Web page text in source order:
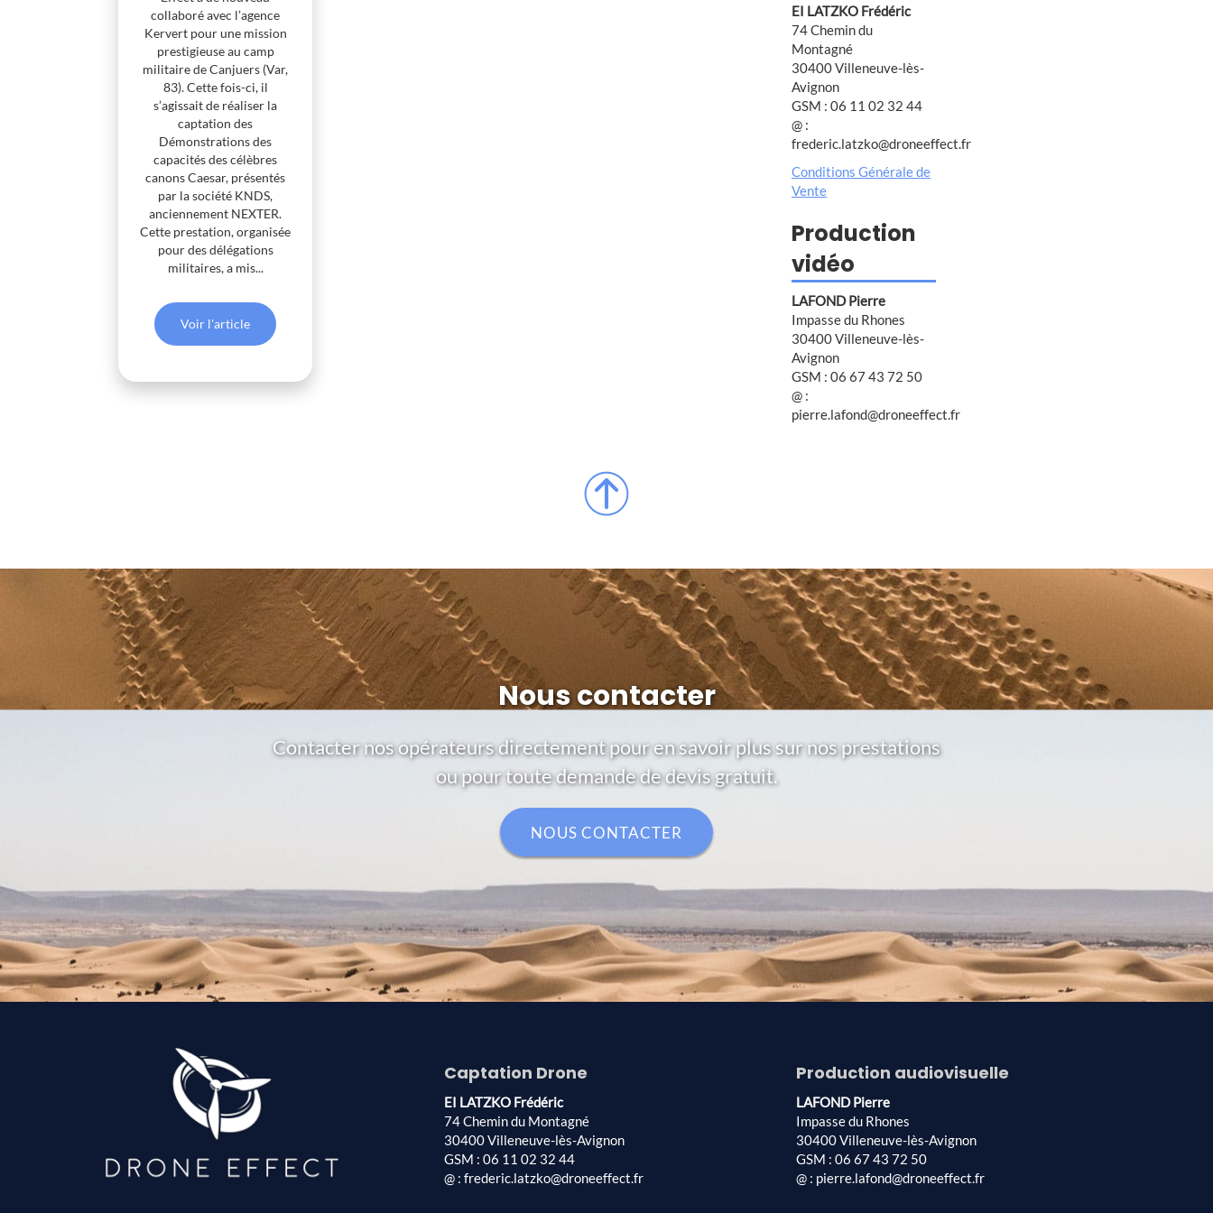
collaboré avec l’agence
Kervert pour une mission
prestigieuse au camp
militaire de Canjuers (Var,
83). Cette fois-ci, il
s’agissait de réaliser la
captation des
Démonstrations des
capacités des célèbres
canons Caesar, présentés
par la société KNDS,
anciennement NEXTER.
Cette prestation, organisée
pour des délégations
militaires, a mis...
Voir l'article
EI LATZKO Frédéric
74 Chemin du
Montagné
30400 Villeneuve-lès-
Avignon
GSM : 06 11 02 32 44
@ :
frederic.latzko@droneeffect.fr
Conditions Générale de
Vente
Production
vidéo
LAFOND Pierre
Impasse du Rhones
30400 Villeneuve-lès-
Avignon
GSM : 06 67 43 72 50
@ :
pierre.lafond@droneeffect.fr
Nous contacter
Contacter nos opérateurs directement pour en savoir plus sur nos prestations
ou pour toute demande de devis gratuit.
NOUS CONTACTER
Captation Drone
EI LATZKO Frédéric
74 Chemin du Montagné
30400 Villeneuve-lès-Avignon
GSM : 06 11 02 32 44
@ : frederic.latzko@droneeffect.fr
Production audiovisuelle
LAFOND Pierre
Impasse du Rhones
30400 Villeneuve-lès-Avignon
GSM : 06 67 43 72 50
@ : pierre.lafond@droneeffect.fr